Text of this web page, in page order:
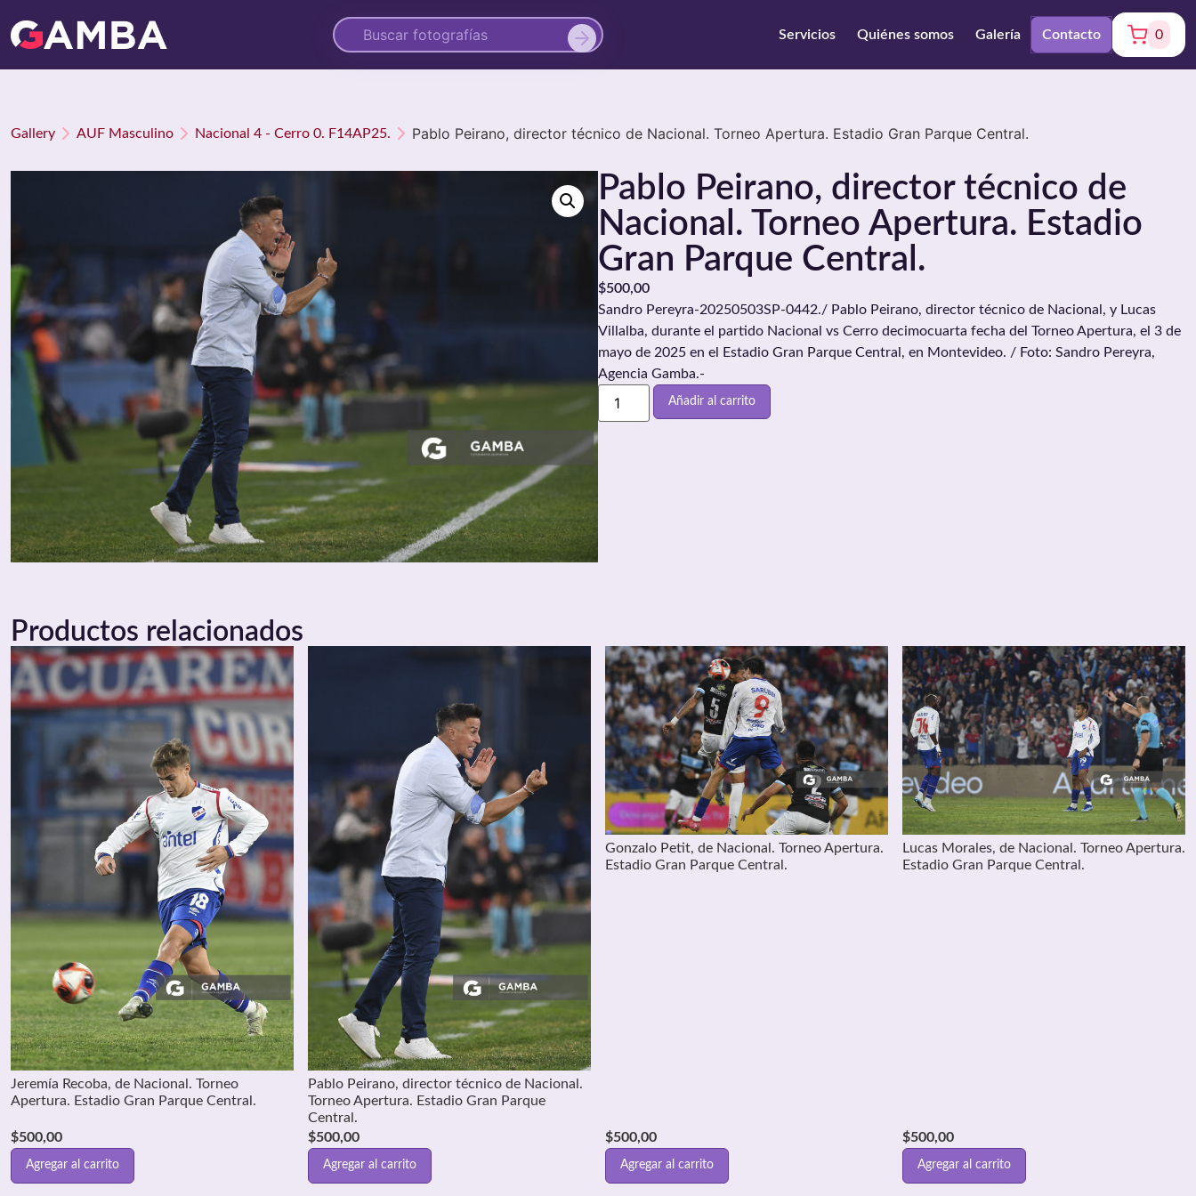
Servicios Quiénes somos Galería Contacto 0
Gallery AUF Masculino Nacional 4 - Cerro 0. F14AP25. Pablo Peirano, director técnico de Nacional. Torneo Apertura. Estadio Gran Parque Central.
Pablo Peirano, director técnico de
Nacional. Torneo Apertura. Estadio
Gran Parque Central.
$500,00
Sandro Pereyra-20250503SP-0442./ Pablo Peirano, director técnico de Nacional, y Lucas
Villalba, durante el partido Nacional vs Cerro decimocuarta fecha del Torneo Apertura, el 3 de
mayo de 2025 en el Estadio Gran Parque Central, en Montevideo. / Foto: Sandro Pereyra,
Agencia Gamba.-
Añadir al carrito
Productos relacionados
Jeremía Recoba, de Nacional. Torneo
Apertura. Estadio Gran Parque Central.
$500,00
Agregar al carrito
Pablo Peirano, director técnico de Nacional.
Torneo Apertura. Estadio Gran Parque
Central.
$500,00
Agregar al carrito
Gonzalo Petit, de Nacional. Torneo Apertura.
Estadio Gran Parque Central.
$500,00
Agregar al carrito
Lucas Morales, de Nacional. Torneo Apertura.
Estadio Gran Parque Central.
$500,00
Agregar al carrito